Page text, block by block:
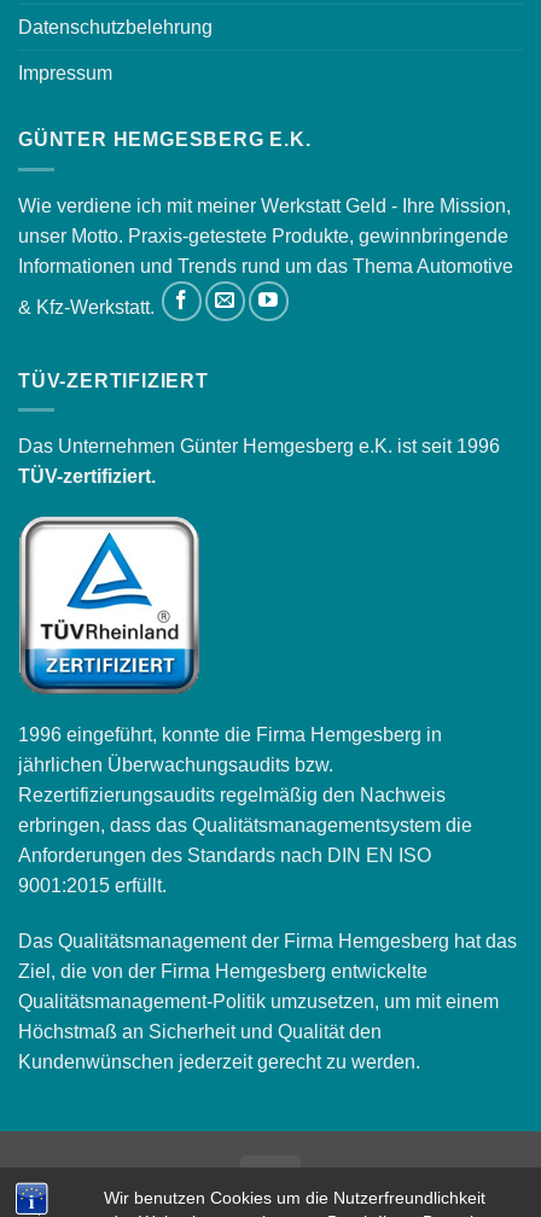
Wir benutzen Cookies um die Nutzerfreundlichkeit
Datenschutzbelehrung
Impressum
GÜNTER HEMGESBERG E.K.
Wie verdiene ich mit meiner Werkstatt Geld - Ihre Mission,
unser Motto. Praxis-getestete Produkte, gewinnbringende
Informationen und Trends rund um das Thema Automotive
& Kfz-Werkstatt.
TÜV-ZERTIFIZIERT
Das Unternehmen Günter Hemgesberg e.K. ist seit 1996
TÜV-zertifiziert.
1996 eingeführt, konnte die Firma Hemgesberg in
jährlichen Überwachungsaudits bzw.
Rezertifizierungsaudits regelmäßig den Nachweis
erbringen, dass das Qualitätsmanagementsystem die
Anforderungen des Standards nach DIN EN ISO
9001:2015 erfüllt.
Das Qualitätsmanagement der Firma Hemgesberg hat das
Ziel, die von der Firma Hemgesberg entwickelte
Qualitätsmanagement-Politik umzusetzen, um mit einem
Höchstmaß an Sicherheit und Qualität den
Kundenwünschen jederzeit gerecht zu werden.
Bank
Transfer